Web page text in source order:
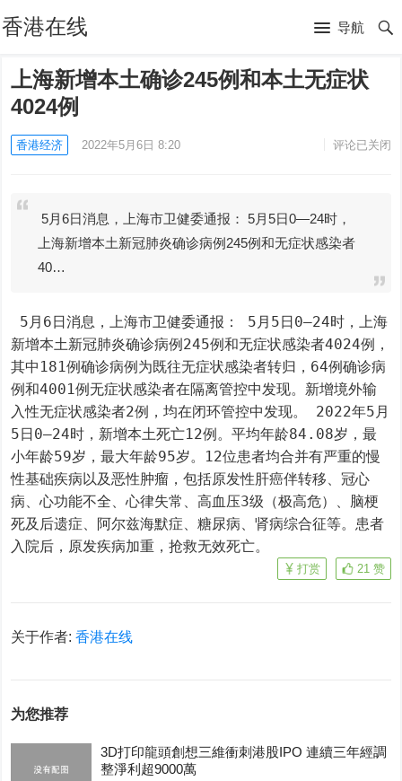
香港在线 导航
上海新增本土确诊245例和本土无症状
4024例
香港经济 2022年5月6日 8:20 评论已关闭
5月6日消息，上海市卫健委通报： 5月5日0—24时，
上海新增本土新冠肺炎确诊病例245例和无症状感染者
40…
5月6日消息，上海市卫健委通报： 5月5日0—24时，上海
新增本土新冠肺炎确诊病例245例和无症状感染者4024例，
其中181例确诊病例为既往无症状感染者转归，64例确诊病
例和4001例无症状感染者在隔离管控中发现。新增境外输
入性无症状感染者2例，均在闭环管控中发现。 2022年5月
5日0—24时，新增本土死亡12例。平均年龄84.08岁，最
小年龄59岁，最大年龄95岁。12位患者均合并有严重的慢
性基础疾病以及恶性肿瘤，包括原发性肝癌伴转移、冠心
病、心功能不全、心律失常、高血压3级（极高危）、脑梗
死及后遗症、阿尔兹海默症、糖尿病、肾病综合征等。患者
入院后，原发疾病加重，抢救无效死亡。
21 赞
打赏
关于作者:香港在线
为您推荐
3D打印龍頭創想三維衝刺港股IPO 連續三年經調
整淨利超9000萬